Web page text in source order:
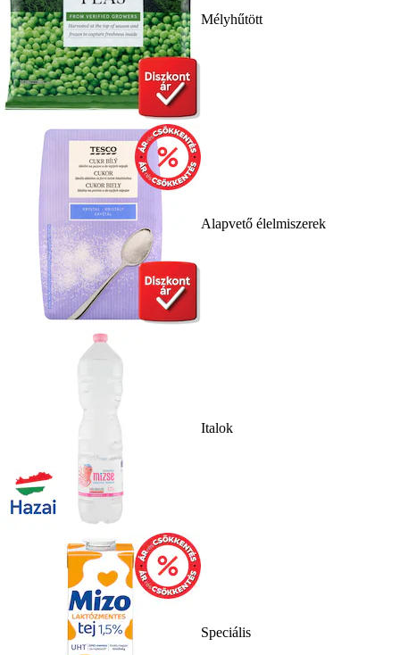
Mélyhűtött
Alapvető élelmiszerek
Italok
Speciális